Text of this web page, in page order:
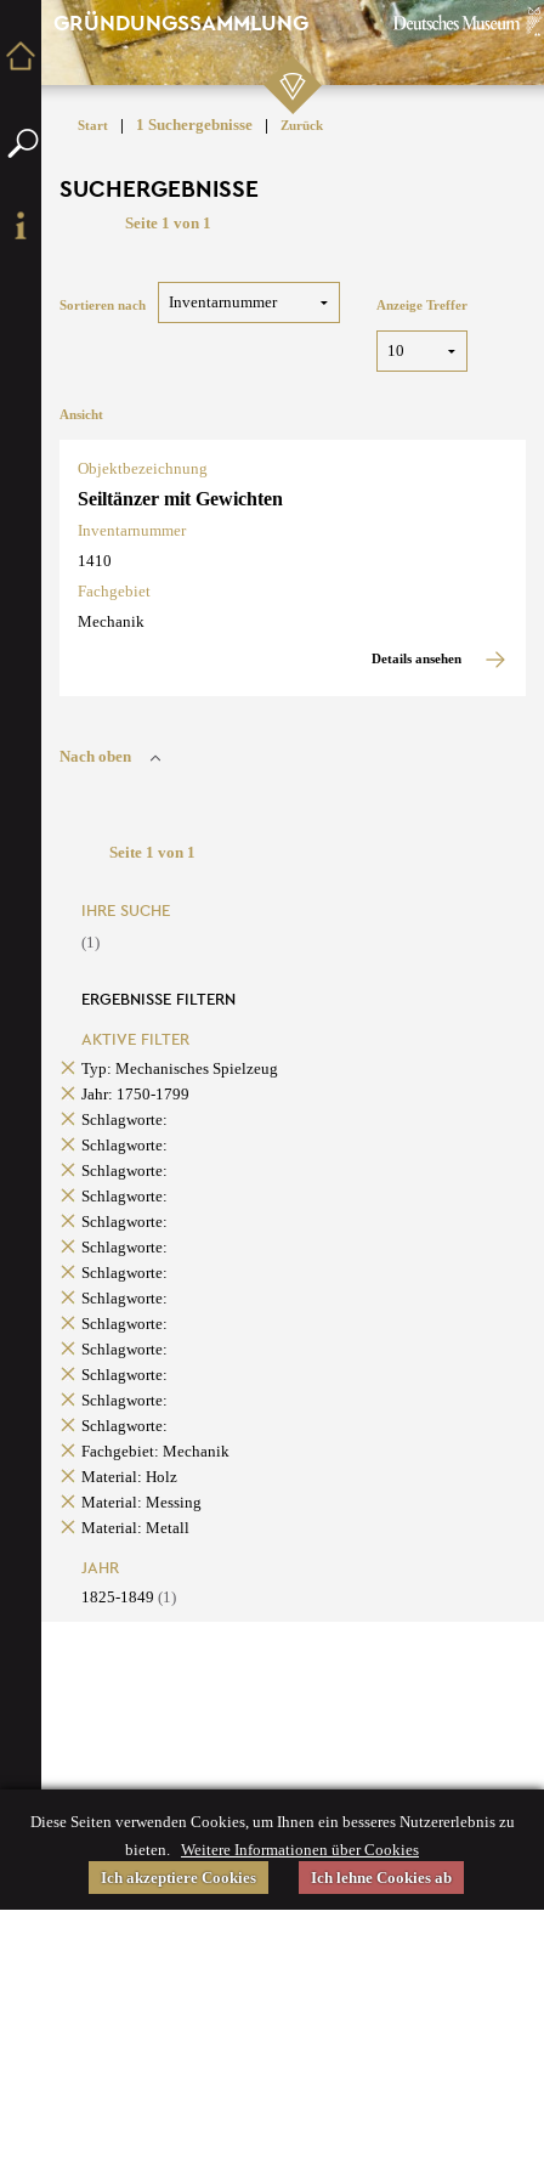
GRÜNDUNGSSAMMLUNG
Start | 1 Suchergebnisse | Zurück
SUCHERGEBNISSE
Seite 1 von 1
Sortieren nach Anzeige Treffer
Ansicht
Objektbezeichnung
Seiltänzer mit Gewichten
Inventarnummer
1410
Fachgebiet
Mechanik
Details ansehen
Nach oben
Seite 1 von 1
IHRE SUCHE
(1)
ERGEBNISSE FILTERN
AKTIVE FILTER
Typ: Mechanisches Spielzeug
Jahr: 1750-1799
Schlagworte:
Schlagworte:
Schlagworte:
Schlagworte:
Schlagworte:
Schlagworte:
Schlagworte:
Schlagworte:
Schlagworte:
Schlagworte:
Schlagworte:
Schlagworte:
Schlagworte:
Fachgebiet: Mechanik
Material: Holz
Material: Messing
Material: Metall
JAHR
1825-1849 (1)
Diese Seiten verwenden Cookies, um Ihnen ein besseres Nutzererlebnis zu
bieten. Weitere Informationen über Cookies
Ich akzeptiere Cookies
Ich lehne Cookies ab